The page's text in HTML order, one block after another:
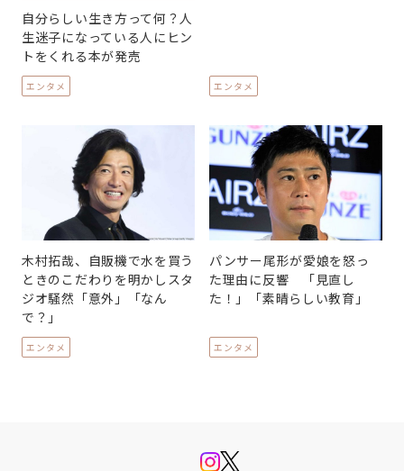
自分らしい生き方って何？人
生迷子になっている人にヒン
トをくれる本が発売
エンタメ エンタメ
木村拓哉、自販機で水を買う
ときのこだわりを明かしスタ
ジオ騒然「意外」「なん
で？」
エンタメ
パンサー尾形が愛娘を怒っ
た理由に反響 「見直し
た！」「素晴らしい教育」
エンタメ